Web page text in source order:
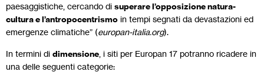
paesaggistiche, cercando di superare l’opposizione natura-
cultura e l’antropocentrismo in tempi segnati da devastazioni ed
emergenze climatiche” (europan-italia.org).
In termini di dimensione , i siti per Europan 17 potranno ricadere in
una delle seguenti categorie: